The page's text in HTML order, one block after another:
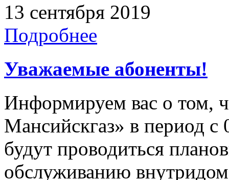
13 сентября 2019
Подробнее
Уважаемые абоненты!
Информируем вас о том,
Мансийскгаз» в период с
будут проводиться
обслуживанию